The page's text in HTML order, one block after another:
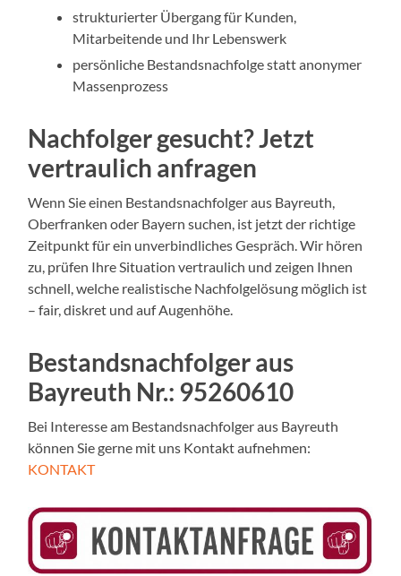
strukturierter Übergang für Kunden,
Mitarbeitende und Ihr Lebenswerk
persönliche Bestandsnachfolge statt anonymer
Massenprozess
Nachfolger gesucht? Jetzt
vertraulich anfragen
Wenn Sie einen Bestandsnachfolger aus Bayreuth,
Oberfranken oder Bayern suchen, ist jetzt der richtige
Zeitpunkt für ein unverbindliches Gespräch. Wir hören
zu, prüfen Ihre Situation vertraulich und zeigen Ihnen
schnell, welche realistische Nachfolgelösung möglich ist
– fair, diskret und auf Augenhöhe.
Bestandsnachfolger aus
Bayreuth Nr.: 95260610
Bei Interesse am Bestandsnachfolger aus Bayreuth
können Sie gerne mit uns Kontakt aufnehmen:
KONTAKT